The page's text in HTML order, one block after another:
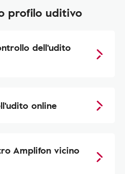
profilo uditivo
dell'udito
online
Amplifon vicino